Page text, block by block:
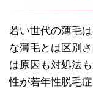
若い世代の薄毛は
な薄毛とは区別
は原因も対処法
性が若年性脱毛